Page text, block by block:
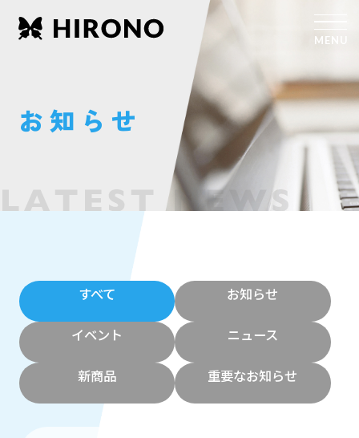
お知らせ
すべて お知らせ
イベント ニュース
新商品 重要なお知らせ